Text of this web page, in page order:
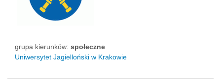
grupa kierunków: społeczne
Uniwersytet Jagielloński w Krakowie